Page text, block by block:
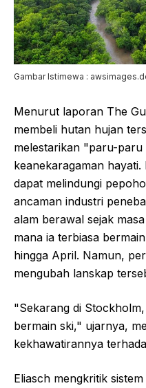
Gambar Istimewa :
Menurut laporan The
membeli hutan hujan
melestarikan "paru-
keanekaragaman
dapat melindungi
ancaman industri
alam berawal sejak
mana ia terbiasa
hingga April. Namun,
mengubah lanskap
"Sekarang di
bermain ski," ujarnya,
kekhawatirannya
Eliasch mengkritik